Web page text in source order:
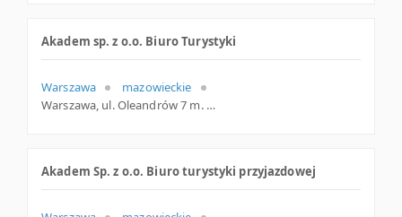
Akadem sp. z o.o. Biuro Turystyki
Warszawa
mazowieckie
Warszawa, ul. Oleandrów 7 m. 12, mazowieckie
Akadem Sp. z o.o. Biuro turystyki przyjazdowej